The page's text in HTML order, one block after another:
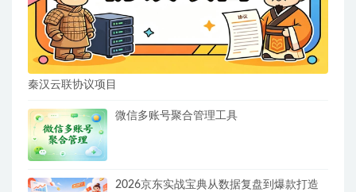
秦汉云联协议项目
微信多账号聚合管理工具
2026京东实战宝典从数据复盘到爆款打造